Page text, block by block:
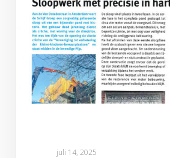
juli 14, 2025